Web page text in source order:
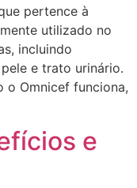
pertence à
utilizado no
incluindo
e trato urinário.
o Omnicef funciona,
e